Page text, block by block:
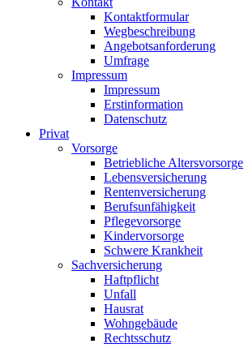
Kontaktformular
Wegbeschreibung
Angebotsanforderung
Umfrage
Impressum
Impressum
Erstinformation
Datenschutz
Privat
Vorsorge
Betriebliche Altersvorsorge
Lebensversicherung
Rentenversicherung
Berufsunfähigkeit
Pflegevorsorge
Kindervorsorge
Schwere Krankheit
Sachversicherung
Haftpflicht
Unfall
Hausrat
Wohngebäude
Rechtsschutz